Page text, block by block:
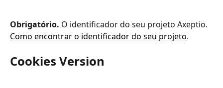
Obrigatório. O identificador do seu projeto Axeptio.
Como encontrar o identificador do seu projeto.
Cookies Version